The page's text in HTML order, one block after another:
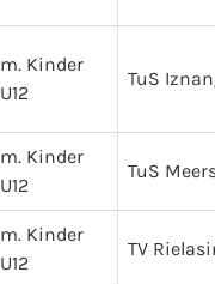
m. Kinder
U12
TuS
m. Kinder
U12
TuS
m. Kinder
U12
TV